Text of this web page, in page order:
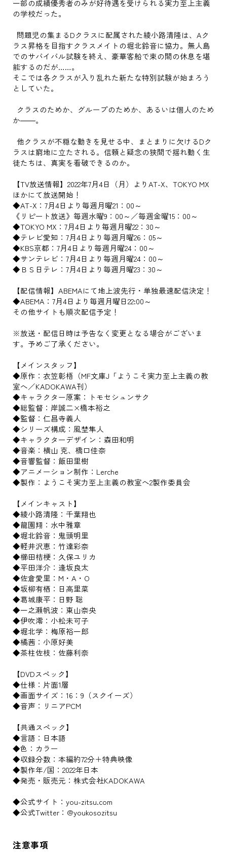
一部の成績優秀者のみが好待遇を受けられる実力至上主義
の学校だった。
問題児の集まるDクラスに配属された綾小路清隆は、Aク
ラス昇格を目指すクラスメイトの堀北鈴音に協力。無人島
でのサバイバル試験を終え、豪華客船で束の間の休息を堪
能するのだが……。
そこでは各クラスが入り乱れた新たな特別試験が始まろう
としていた。
クラスのためか、グループのためか、あるいは個人のため
か――。
他クラスが不穏な動きを見せる中、まとまりに欠けるDク
ラスは窮地に立たされる。信頼と疑念の狭間で揺れ動く生
徒たちは、真実を看破できるのか。
【TV放送情報】2022年7月4日（月）よりAT-X、TOKYO MX
ほかにて放送開始！
◆AT-X：7月4日より毎週月曜21：00～
《リピート放送》毎週水曜9：00～／毎週金曜15：00～
◆TOKYO MX：7月4日より毎週月曜22：30～
◆テレビ愛知：7月4日より毎週月曜26：05～
◆KBS京都：7月4日より毎週月曜24：00～
◆サンテレビ：7月4日より毎週月曜24：00～
◆ＢＳ日テレ：7月4日より毎週月曜23：30～
【配信情報】ABEMAにて地上波先行・単独最速配信決定！
◆ABEMA：7月4日より毎週月曜日22:00～
その他サイトも順次配信予定！
※放送・配信日時は予告なく変更となる場合がございま
す。予めご了承ください。
【メインスタッフ】
◆原作：衣笠彰梧（MF文庫J「ようこそ実力至上主義の教
室へ／KADOKAWA刊）
◆キャラクター原案：トモセシュンサク
◆総監督：岸誠二×橋本裕之
◆監督：仁昌寺義人
◆シリーズ構成：風埜隼人
◆キャラクターデザイン：森田和明
◆音楽：横山 克、橋口佳奈
◆音響監督：飯田里樹
◆アニメーション制作：Lerche
◆製作：ようこそ実力至上主義の教室へ2製作委員会
【メインキャスト】
◆綾小路清隆：千葉翔也
◆龍園翔：水中雅章
◆堀北鈴音：鬼頭明里
◆軽井沢恵：竹達彩奈
◆櫛田桔梗：久保ユリカ
◆平田洋介：逢坂良太
◆佐倉愛里：M・A・O
◆坂柳有栖：日高里菜
◆葛城康平：日野 聡
◆一之瀬帆波：東山奈央
◆伊吹澪：小松未可子
◆堀北学：梅原裕一郎
◆橘茜：小原好美
◆茶柱佐枝：佐藤利奈
【DVDスペック】
◆仕様：片面1層
◆画面サイズ：16：9（スクイーズ）
◆音声：リニアPCM
【共通スペック】
◆言語：日本語
◆色：カラー
◆収録分数：本編約72分＋特典映像
◆製作年/国：2022年日本
◆発売・販売元：株式会社KADOKAWA
◆公式サイト：you-zitsu.com
◆公式Twitter：@youkosozitsu
注意事項